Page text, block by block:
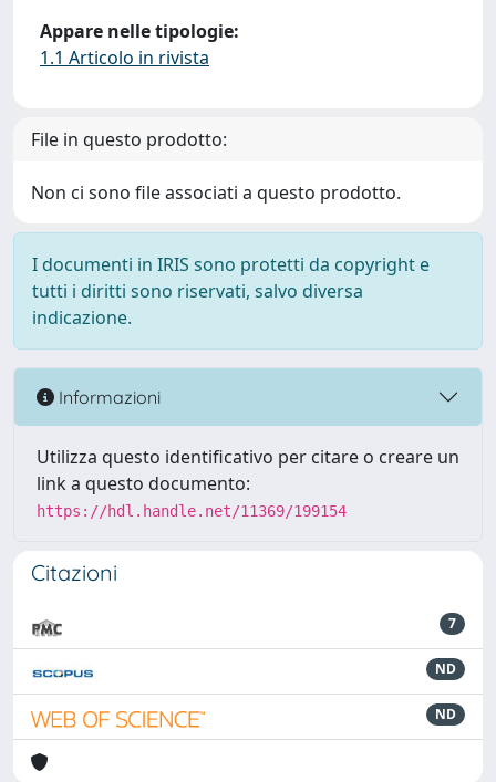
Appare nelle tipologie:
1.1 Articolo in rivista
File in questo prodotto:
Non ci sono file associati a questo prodotto.
I documenti in IRIS sono protetti da copyright e
tutti i diritti sono riservati, salvo diversa
indicazione.
Informazioni
Utilizza questo identificativo per citare o creare un
link a questo documento:
https://hdl.handle.net/11369/199154
Citazioni
7
ND
ND